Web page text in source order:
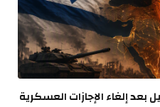
إلغاء الإجازات العسكرية